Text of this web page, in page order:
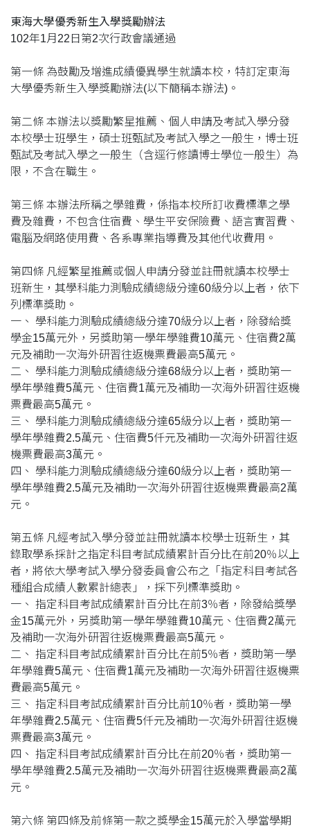
東海大學優秀新生入學獎勵辦法
102年1月22日第2次行政會議通過
第一條 為鼓勵及增進成績優異學生就讀本校，特訂定東海
大學優秀新生入學獎勵辦法(以下簡稱本辦法)。
第二條 本辦法以獎勵繁星推薦、個人申請及考試入學分發
本校學士班學生，碩士班甄試及考試入學之一般生，博士班
甄試及考試入學之一般生（含逕行修讀博士學位一般生）為
限，不含在職生。
第三條 本辦法所稱之學雜費，係指本校所訂收費標準之學
費及雜費，不包含住宿費、學生平安保險費、語言實習費、
電腦及網路使用費、各系專業指導費及其他代收費用。
第四條 凡經繁星推薦或個人申請分發並註冊就讀本校學士
班新生，其學科能力測驗成績總級分達60級分以上者，依下
列標準獎助。
一、 學科能力測驗成績總級分達70級分以上者，除發給獎
學金15萬元外，另獎助第一學年學雜費10萬元、住宿費2萬
元及補助一次海外研習往返機票費最高5萬元。
二、 學科能力測驗成績總級分達68級分以上者，獎助第一
學年學雜費5萬元、住宿費1萬元及補助一次海外研習往返機
票費最高5萬元。
三、 學科能力測驗成績總級分達65級分以上者，獎助第一
學年學雜費2.5萬元、住宿費5仟元及補助一次海外研習往返
機票費最高3萬元。
四、 學科能力測驗成績總級分達60級分以上者，獎助第一
學年學雜費2.5萬元及補助一次海外研習往返機票費最高2萬
元。
第五條 凡經考試入學分發並註冊就讀本校學士班新生，其
錄取學系採計之指定科目考試成績累計百分比在前20％以上
者，將依大學考試入學分發委員會公布之「指定科目考試各
種組合成績人數累計總表」，採下列標準獎助。
一、 指定科目考試成績累計百分比在前3％者，除發給獎學
金15萬元外，另獎助第一學年學雜費10萬元、住宿費2萬元
及補助一次海外研習往返機票費最高5萬元。
二、 指定科目考試成績累計百分比在前5％者，獎助第一學
年學雜費5萬元、住宿費1萬元及補助一次海外研習往返機票
費最高5萬元。
三、 指定科目考試成績累計百分比前10％者，獎助第一學
年學雜費2.5萬元、住宿費5仟元及補助一次海外研習往返機
票費最高3萬元。
四、 指定科目考試成績累計百分比在前20％者，獎助第一
學年學雜費2.5萬元及補助一次海外研習往返機票費最高2萬
元。
第六條 第四條及前條第一款之獎學金15萬元於入學當學期